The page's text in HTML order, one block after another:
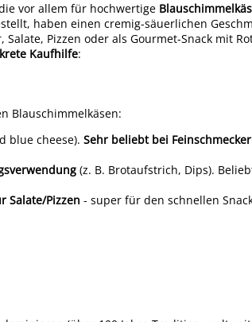
vor allem für hochwertige
haben einen cremig-säuerlichen
Pizzen oder als Gourmet-Snack mit
Kaufhilfe:
Blauschimmelkäsen:
blue cheese). Sehr beliebt bei
(z. B. Brotaufstrich, Dips).
Salate/Pizzen - super für den schnellen